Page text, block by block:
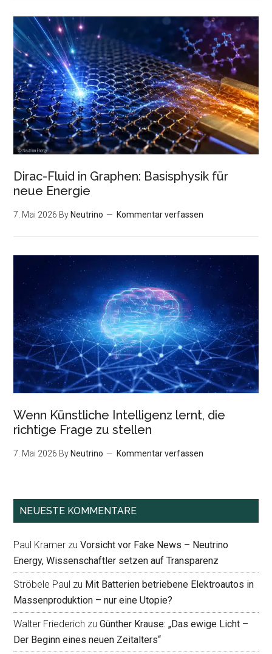
Dirac-Fluid in Graphen: Basisphysik für
neue Energie
7. Mai 2026 By Neutrino Kommentar verfassen
Wenn Künstliche Intelligenz lernt, die
richtige Frage zu stellen
7. Mai 2026 By Neutrino Kommentar verfassen
NEUESTE KOMMENTARE
Paul Kramer zuVorsicht vor Fake News – Neutrino
Energy, Wissenschaftler setzen auf Transparenz
Ströbele Paul zu Mit Batterien betriebene Elektroautos in
Massenproduktion – nur eine Utopie?
Walter Friederich zuGünther Krause: „Das ewige Licht –
Der Beginn eines neuen Zeitalters“